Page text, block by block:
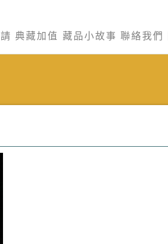
典藏加值 藏品小故事 聯絡我們